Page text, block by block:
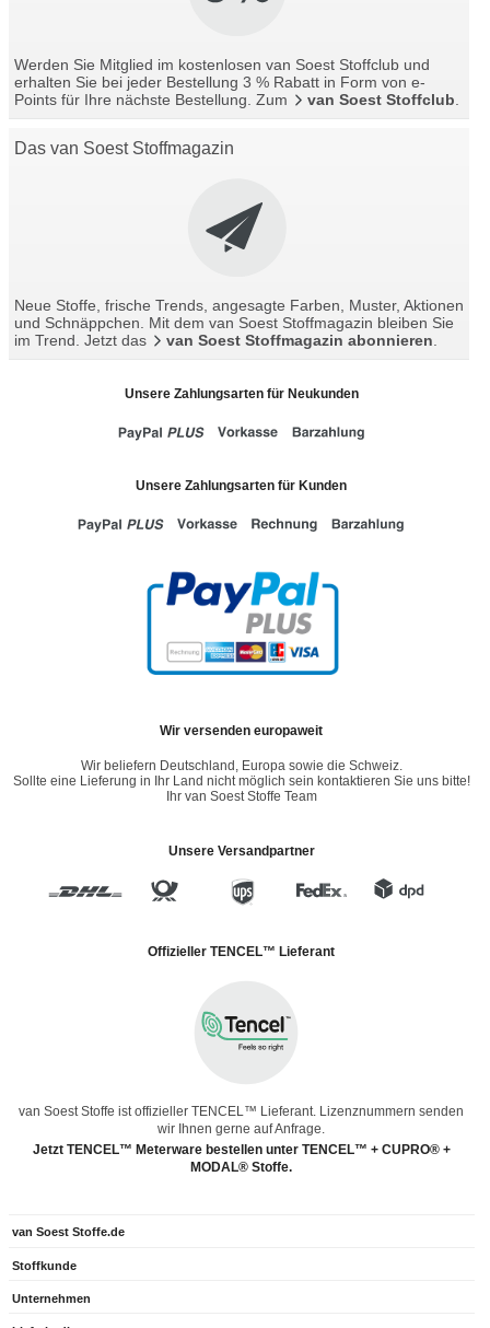
Werden Sie Mitglied im kostenlosen van Soest Stoffclub und
erhalten Sie bei jeder Bestellung 3 % Rabatt in Form von e-
Points für Ihre nächste Bestellung. Zum
van Soest Stoffclub
Das van Soest Stoffmagazin
Neue Stoffe, frische Trends, angesagte Farben, Muster, Aktionen
und Schnäppchen. Mit dem van Soest Stoffmagazin bleiben Sie
im Trend. Jetzt das
van Soest Stoffmagazin abonnieren
Unsere Zahlungsarten für Neukunden
Unsere Zahlungsarten für Kunden
Wir versenden europaweit
Wir beliefern Deutschland, Europa sowie die Schweiz.
Sollte eine Lieferung in Ihr Land nicht möglich sein kontaktieren Sie uns bitte!
Ihr van Soest Stoffe Team
Unsere Versandpartner
Offizieller TENCEL™ Lieferant
van Soest Stoffe ist offizieller TENCEL™ Lieferant. Lizenznummern senden
wir Ihnen gerne auf Anfrage.
Jetzt TENCEL™ Meterware bestellen unter TENCEL™ + CUPRO® +
MODAL® Stoffe.
van Soest Stoffe.de
Stoffkunde
Unternehmen